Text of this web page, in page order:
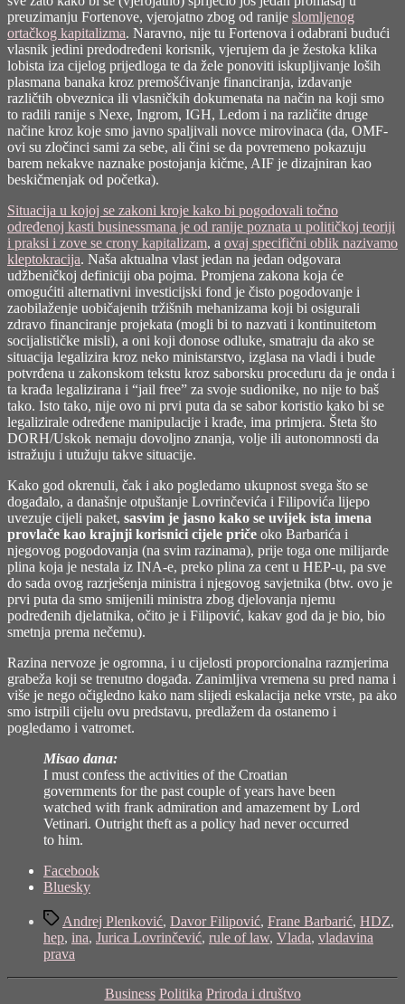
preuzimanju Fortenove, vjerojatno zbog od ranije slomljenog
ortačkog kapitalizma. Naravno, nije tu Fortenova i odabrani budući
vlasnik jedini predodređeni korisnik, vjerujem da je žestoka klika
lobista iza cijelog prijedloga te da žele ponoviti iskupljivanje loših
plasmana banaka kroz premošćivanje financiranja, izdavanje
različtih obveznica ili vlasničkih dokumenata na način na koji smo
to radili ranije s Nexe, Ingrom, IGH, Ledom i na različite druge
načine kroz koje smo javno spaljivali novce mirovinaca (da, OMF-
ovi su zločinci sami za sebe, ali čini se da povremeno pokazuju
barem nekakve naznake postojanja kičme, AIF je dizajniran kao
beskičmenjak od početka).
Situacija u kojoj se zakoni kroje kako bi pogodovali točno
određenoj kasti businessmana je od ranije poznata u političkoj teoriji
i praksi i zove se crony kapitalizam, a ovaj specifični oblik nazivamo
kleptokracija. Naša aktualna vlast jedan na jedan odgovara
udžbeničkoj definiciji oba pojma. Promjena zakona koja će
omogućiti alternativni investicijski fond je čisto pogodovanje i
zaobilaženje uobičajenih tržišnih mehanizama koji bi osigurali
zdravo financiranje projekata (mogli bi to nazvati i kontinuitetom
socijalističke misli), a oni koji donose odluke, smatraju da ako se
situacija legalizira kroz neko ministarstvo, izglasa na vladi i bude
potvrđena u zakonskom tekstu kroz saborsku proceduru da je onda i
ta krađa legalizirana i “jail free” za svoje sudionike, no nije to baš
tako. Isto tako, nije ovo ni prvi puta da se sabor koristio kako bi se
legalizirale određene manipulacije i krađe, ima primjera. Šteta što
DORH/Uskok nemaju dovoljno znanja, volje ili autonomnosti da
istražuju i utužuju takve situacije.
Kako god okrenuli, čak i ako pogledamo ukupnost svega što se
događalo, a današnje otpuštanje Lovrinčevića i Filipovića lijepo
uvezuje cijeli paket, sasvim je jasno kako se uvijek ista imena
provlače kao krajnji korisnici cijele priče oko Barbarića i
njegovog pogodovanja (na svim razinama), prije toga one milijarde
plina koja je nestala iz INA-e, preko plina za cent u HEP-u, pa sve
do sada ovog razrješenja ministra i njegovog savjetnika (btw. ovo je
prvi puta da smo smijenili ministra zbog djelovanja njemu
podređenih djelatnika, očito je i Filipović, kakav god da je bio, bio
smetnja prema nečemu).
Razina nervoze je ogromna, i u cijelosti proporcionalna razmjerima
grabeža koji se trenutno događa. Zanimljiva vremena su pred nama i
više je nego očigledno kako nam slijedi eskalacija neke vrste, pa ako
smo istrpili cijelu ovu predstavu, predlažem da ostanemo i
pogledamo i vatromet.
Misao dana:
I must confess the activities of the Croatian
governments for the past couple of years have been
watched with frank admiration and amazement by Lord
Vetinari. Outright theft as a policy had never occurred
to him.
Share
"Naša
i/ili
Facebook
Bluesky
TagsAndrej Plenković, Davor Filipović, Frane Barbarić, HDZ,
hep, ina, Jurica Lovrinčević, rule of law, Vlada, vladavina
prava
Categories
Business Politika Priroda i društvo